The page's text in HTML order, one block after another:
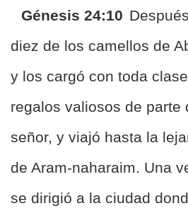
Génesis 24:10
diez de los camellos de
y los cargó con toda
regalos valiosos de parte
señor, y viajó hasta la
de Aram-naharaim. Una
se dirigió a la ciudad